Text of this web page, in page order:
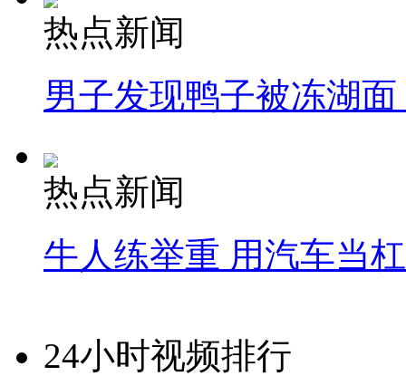
热点新闻
男子发现鸭子被冻湖
热点新闻
牛人练举重 用汽车当
24小时视频排行